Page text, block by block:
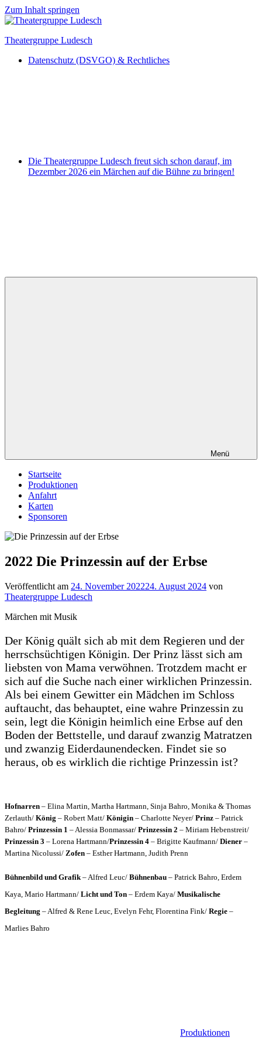
Zum Inhalt springen
Theatergruppe Ludesch
Datenschutz (DSVGO) & Rechtliches
Die Theatergruppe Ludesch freut sich schon darauf, im
Dezember 2026 ein Märchen auf die Bühne zu bringen!
Menü
Startseite
Produktionen
Anfahrt
Karten
Sponsoren
2022 Die Prinzessin auf der Erbse
Veröffentlicht am 24. November 202224. August 2024 von
Theatergruppe Ludesch
Märchen mit Musik
Der König quält sich ab mit dem Regieren und der
herrschsüchtigen Königin. Der Prinz lässt sich am
liebsten von Mama verwöhnen. Trotzdem macht er
sich auf die Suche nach einer wirklichen Prinzessin.
Als bei einem Gewitter ein Mädchen im Schloss
auftaucht, das behauptet, eine wahre Prinzessin zu
sein, legt die Königin heimlich eine Erbse auf den
Boden der Bettstelle, und darauf zwanzig Matratzen
und zwanzig Eiderdaunendecken. Findet sie so
heraus, ob es wirklich die richtige Prinzessin ist?
Hofnarren – Elina Martin, Martha Hartmann, Sinja Bahro, Monika & Thomas
Zerlauth/ König – Robert Matt/ Königin – Charlotte Neyer/ Prinz – Patrick
Bahro/ Prinzessin 1 – Alessia Bonmassar/ Prinzessin 2 – Miriam Hebenstreit/
Prinzessin 3 – Lorena Hartmann/Prinzessin 4 – Brigitte Kaufmann/ Diener –
Martina Nicolussi/ Zofen – Esther Hartmann, Judith Prenn
Bühnenbild und Grafik – Alfred Leuc/ Bühnenbau – Patrick Bahro, Erdem
Kaya, Mario Hartmann/ Licht und Ton – Erdem Kaya/ Musikalische
Begleitung – Alfred & Rene Leuc, Evelyn Fehr, Florentina Fink/ Regie –
Marlies Bahro
Produktionen